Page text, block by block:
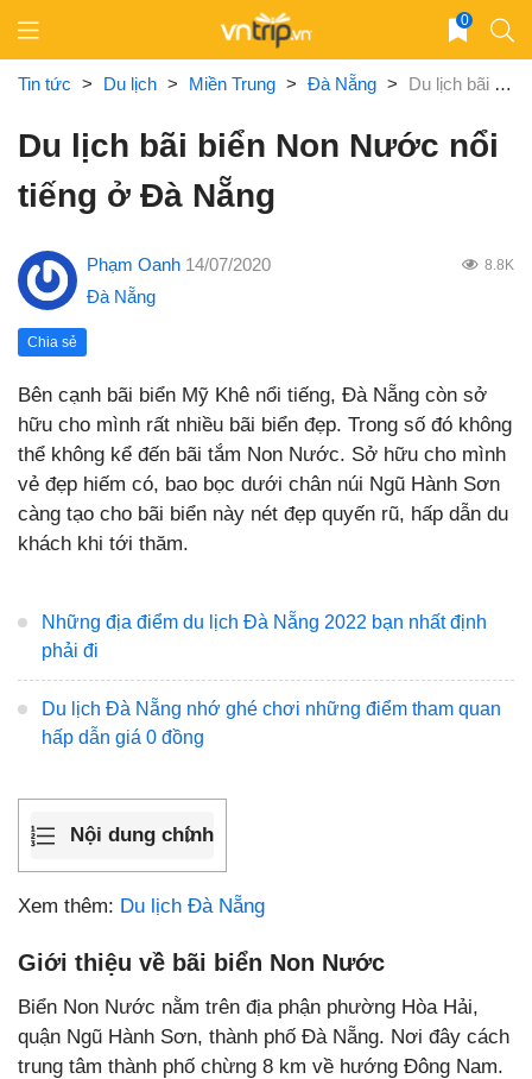
content
0
Tin tức > Du lịch > Miền Trung > Đà Nẵng > Du lịch bãi biển Non Nước nổi tiếng ở Đà Nẵng
Du lịch bãi biển Non Nước nổi
tiếng ở Đà Nẵng
Phạm Oanh 14/07/2020 8.8K
Đà Nẵng
Chia sẻ
Bên cạnh bãi biển Mỹ Khê nổi tiếng, Đà Nẵng còn sở
hữu cho mình rất nhiều bãi biển đẹp. Trong số đó không
thể không kể đến bãi tắm Non Nước. Sở hữu cho mình
vẻ đẹp hiếm có, bao bọc dưới chân núi Ngũ Hành Sơn
càng tạo cho bãi biển này nét đẹp quyến rũ, hấp dẫn du
khách khi tới thăm.
Những địa điểm du lịch Đà Nẵng 2022 bạn nhất định
phải đi
Du lịch Đà Nẵng nhớ ghé chơi những điểm tham quan
hấp dẫn giá 0 đồng
Nội dung chính
Xem thêm: Du lịch Đà Nẵng
Giới thiệu về bãi biển Non Nước
Biển Non Nước nằm trên địa phận phường Hòa Hải,
quận Ngũ Hành Sơn, thành phố Đà Nẵng. Nơi đây cách
trung tâm thành phố chừng 8 km về hướng Đông Nam.